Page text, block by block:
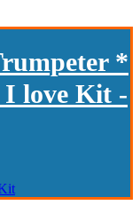
*
I love Kit -